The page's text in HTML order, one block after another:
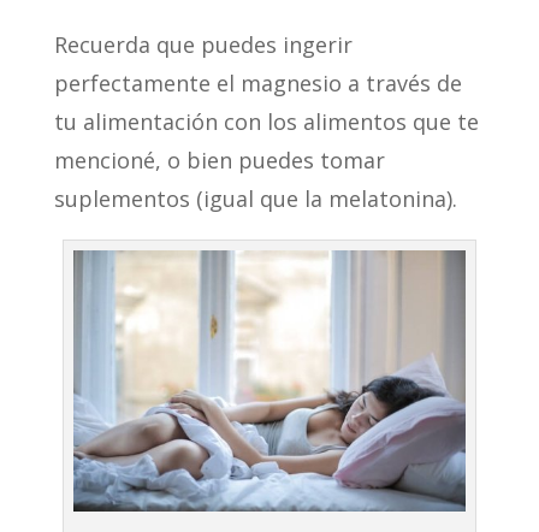
Recuerda que puedes ingerir
perfectamente el magnesio a través de
tu alimentación con los alimentos que te
mencioné, o bien puedes tomar
suplementos (igual que la melatonina).